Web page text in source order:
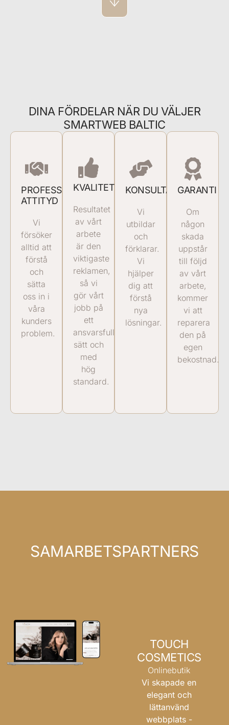
DINA FÖRDELAR NÄR DU VÄLJER
SMARTWEB BALTIC
PROFESSIONELL
ATTITYD
Vi
försöker
alltid att
förstå
och
sätta
oss in i
våra
kunders
problem.
KVALITETSARBETE
Resultatet
av vårt
arbete
är den
viktigaste
reklamen,
så vi
gör vårt
jobb på
ett
ansvarsfullt
sätt och
med
hög
standard.
KONSULTATION
Vi
utbildar
och
förklarar.
Vi
hjälper
dig att
förstå
nya
lösningar.
GARANTI
Om
någon
skada
uppstår
till följd
av vårt
arbete,
kommer
vi att
reparera
den på
egen
bekostnad.
SAMARBETSPARTNERS
TOUCH
COSMETICS
Onlinebutik
Vi skapade en
elegant och
lättanvänd
webbplats -